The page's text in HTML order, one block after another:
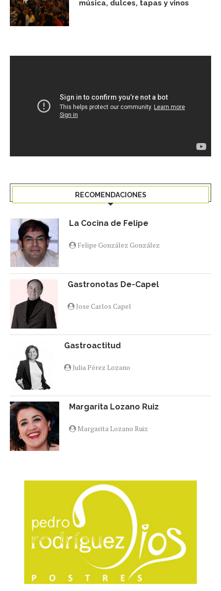
música, dulces, tapas y vinos
RECOMENDACIONES
La Cocina de Felipe
Felipe González González
Gastronotas De-Capel
Jose Carlos Capel
Gastroactitud
Julia Pérez Lozano
Margarita Lozano Ruiz
Margarita Lozano Ruiz